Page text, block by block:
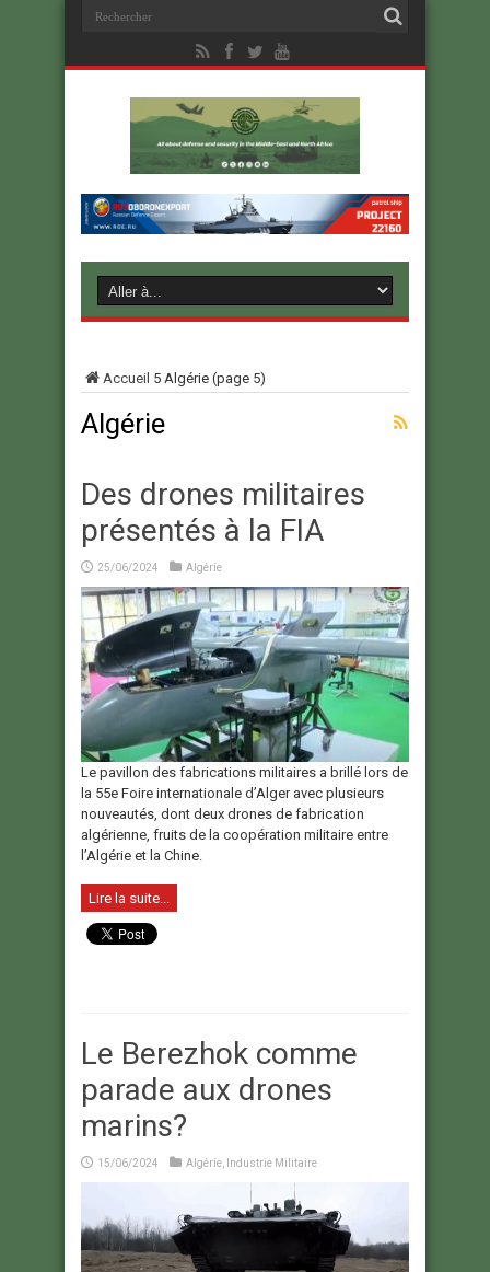
Accueil 5 Algérie (page 5)
Algérie
Des drones militaires
présentés à la FIA
25/06/2024 Algérie
Le pavillon des fabrications militaires a brillé lors de
la 55e Foire internationale d’Alger avec plusieurs
nouveautés, dont deux drones de fabrication
algérienne, fruits de la coopération militaire entre
l’Algérie et la Chine.
Lire la suite...
Le Berezhok comme
parade aux drones
marins?
15/06/2024 Algérie Industrie Militaire